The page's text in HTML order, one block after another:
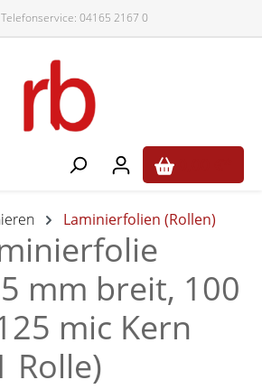
Telefonservice: 04165 2167 0
Laminierfolien (Rollen)
mm breit, 100
mic Kern
Rolle)